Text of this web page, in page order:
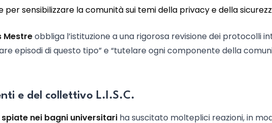
sensibilizzare la comunità sui temi della privacy e della
Mestreobbliga l’istituzione a una rigorosa revisione dei protocolli
episodi di questo tipo” e “tutelare ogni componente della
e del collettivo L.I.S.C.
nei bagni universitari ha suscitato molteplici reazioni, in